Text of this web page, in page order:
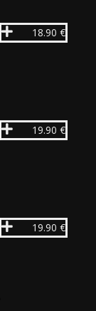
18.90 €
19.90 €
19.90 €